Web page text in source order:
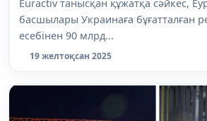
Euractiv танысқан құжатқа сәйкес,
басшылары Украинаға бұғатталған
есебінен 90 млрд...
19 желтоқсан 2025